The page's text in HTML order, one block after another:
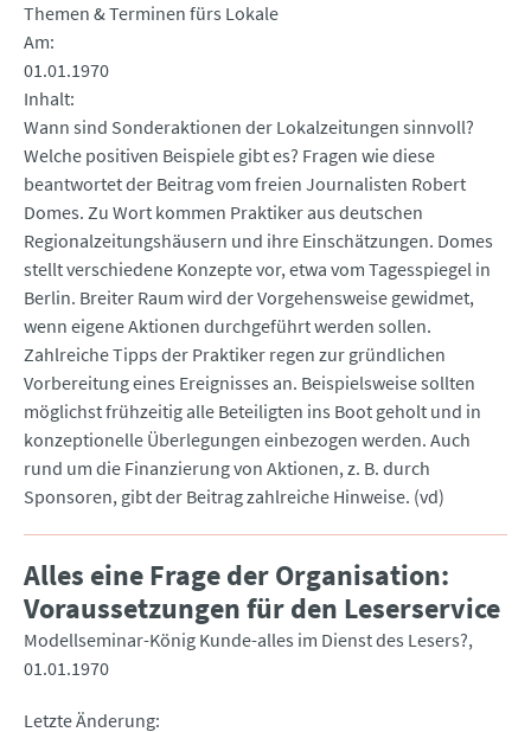
Themen & Terminen fürs Lokale
Am
01.01.1970
Inhalt
Wann sind Sonderaktionen der Lokalzeitungen sinnvoll?
Welche positiven Beispiele gibt es? Fragen wie diese
beantwortet der Beitrag vom freien Journalisten Robert
Domes. Zu Wort kommen Praktiker aus deutschen
Regionalzeitungshäusern und ihre Einschätzungen. Domes
stellt verschiedene Konzepte vor, etwa vom Tagesspiegel in
Berlin. Breiter Raum wird der Vorgehensweise gewidmet,
wenn eigene Aktionen durchgeführt werden sollen.
Zahlreiche Tipps der Praktiker regen zur gründlichen
Vorbereitung eines Ereignisses an. Beispielsweise sollten
möglichst frühzeitig alle Beteiligten ins Boot geholt und in
konzeptionelle Überlegungen einbezogen werden. Auch
rund um die Finanzierung von Aktionen, z. B. durch
Sponsoren, gibt der Beitrag zahlreiche Hinweise. (vd)
Alles eine Frage der Organisation:
Voraussetzungen für den Leserservice
Modellseminar-König Kunde-alles im Dienst des Lesers?
01.01.1970
Letzte Änderung